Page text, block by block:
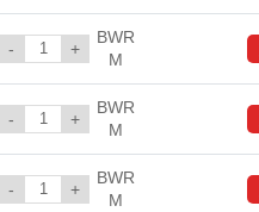
- +
BWR
M
- +
BWR
M
- +
BWR
M